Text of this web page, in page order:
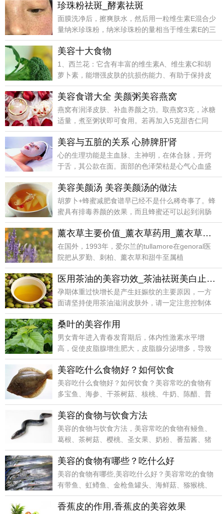
珍珠粉祛斑_酵素祛斑
面膜洗净后，擦爽肤水，然后用一粒维生素E混合少
量纳米珍珠粉，纳米珍珠粉的量相当于维生素E的三
分之一，
美容十大食物
1、西兰花：它含有丰富的维生素A、维生素C和胡
萝卜素，能增强皮肤的抗损伤能力、有助于保持皮
肤弹性2、
美容食谱大全 美颜粥美容燕窝
燕窝有润泽皮肤、补血养颜之功。取燕窝3克，冰糖
适量，煮至粥状即可食用。若再加入5克甜杏仁同
煮，其美容
美容与五脏的关系 心肺脾肝肾
心的生理功能是主血脉、主神明，在体合脉，开窍
于舌，其公款在面。面部的色泽荣枯是心气心血盛
衰的反映。心
美容美颜汤 美容美颜汤的做法
胡萝卜+蜂蜜减肥食谱早已经不是什么稀奇事了。蜂
蜜具有排毒养颜的效果，而且蜂蜜还可以起到润肠
通便的作用
薰衣草主要价值_薰衣草药用_薰衣草食用_薰衣草美容_薰衣草园林
在国外，1993年，爱尔兰的tullamore在genoral医
院把从罗勤、刺柏、薰衣草和甜牛至属植
医用茶油的美容功效_茶油祛斑美白止痒除疣
孕期体重过快增长是产生妊娠纹的主要原因，一方
面请坚持使用茶油滋润皮肤外，请一定注意控制体
重过快增长，
桑叶的美容作用
男女青年进入青春发育期后，体内性激素水平增
高，促使皮脂腺增生肥大，皮脂腺分泌增多，导致
皮脂淤积，堵塞
美容吃什么食物好？如何饮食
美容吃什么食物好？如何饮食？美容常吃的食物有
多宝鱼、海参、干茶树菇、核桃、牛奶、陈醋、普
洱、白粥..
美容的食物与饮食方法
美容的食物与饮食方法，美容常吃的食物有鳗鱼、
葛根、茶树菇、樱桃、圣女果、奶粉、番茄酱、猪
脚...
美容的食物有哪些？吃什么好
美容的食物有哪些,美容吃什么好？美容常吃的食物
有带鱼、虹鳟鱼、金枪鱼罐头、海鲜菇、猕猴桃、
蔓越莓、猪
香蕉皮的作用,香蕉皮的美容效果